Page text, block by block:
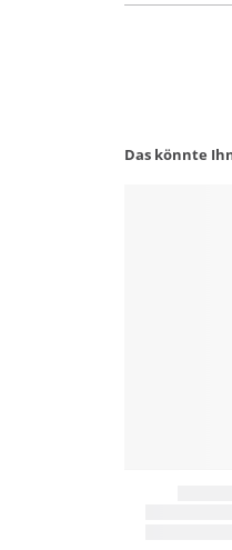
Das könnte